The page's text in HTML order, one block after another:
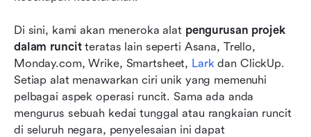
Di sini, kami akan meneroka alat pengurusan projek
dalam runcit teratas lain seperti Asana, Trello,
Monday.com, Wrike, Smartsheet, Lark dan ClickUp.
Setiap alat menawarkan ciri unik yang memenuhi
pelbagai aspek operasi runcit. Sama ada anda
mengurus sebuah kedai tunggal atau rangkaian runcit
di seluruh negara, penyelesaian ini dapat